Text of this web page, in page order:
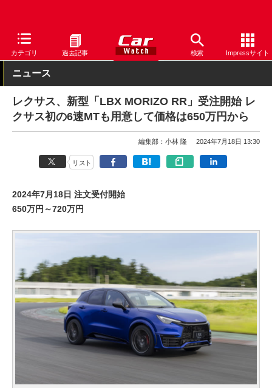
カテゴリ 過去記事 検索 Impressサイト
Car Watch 自動車 レクサス LBX
ニュース
レクサス、新型「LBX MORIZO RR」受注開始 レ
クサス初の6速MTも用意して価格は650万円から
編集部：小林 隆 2024年7月18日 13:30
リスト
2024年7月18日 注文受付開始
650万円～720万円